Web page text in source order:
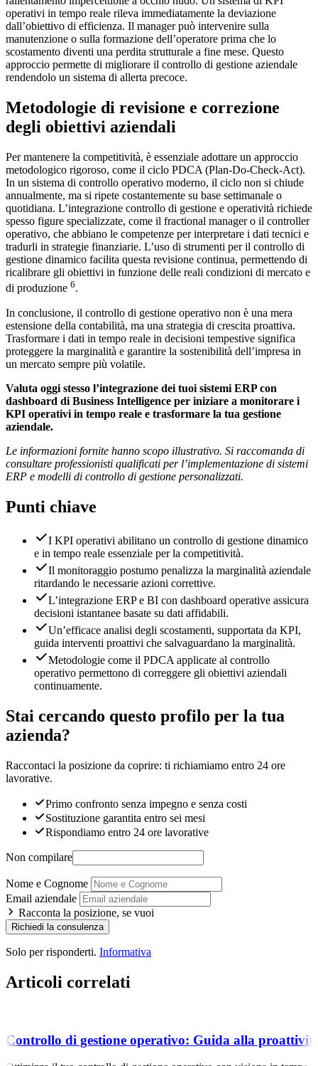
operativi in tempo reale rileva immediatamente la deviazione
dall’obiettivo di efficienza. Il manager può intervenire sulla
manutenzione o sulla formazione dell’operatore prima che lo
scostamento diventi una perdita strutturale a fine mese. Questo
approccio permette di migliorare il controllo di gestione aziendale
rendendolo un sistema di allerta precoce.
Metodologie di revisione e correzione
degli obiettivi aziendali
Per mantenere la competitività, è essenziale adottare un approccio
metodologico rigoroso, come il ciclo PDCA (Plan-Do-Check-Act).
In un sistema di controllo operativo moderno, il ciclo non si chiude
annualmente, ma si ripete costantemente su base settimanale o
quotidiana. L’integrazione controllo di gestione e operatività richiede
spesso figure specializzate, come il fractional manager o il controller
operativo, che abbiano le competenze per interpretare i dati tecnici e
tradurli in strategie finanziarie. L’uso di strumenti per il controllo di
gestione dinamico facilita questa revisione continua, permettendo di
ricalibrare gli obiettivi in funzione delle reali condizioni di mercato e
di produzione 6.
In conclusione, il controllo di gestione operativo non è una mera
estensione della contabilità, ma una strategia di crescita proattiva.
Trasformare i dati in tempo reale in decisioni tempestive significa
proteggere la marginalità e garantire la sostenibilità dell’impresa in
un mercato sempre più volatile.
Valuta oggi stesso l’integrazione dei tuoi sistemi ERP con
dashboard di Business Intelligence per iniziare a monitorare i
KPI operativi in tempo reale e trasformare la tua gestione
aziendale.
Le informazioni fornite hanno scopo illustrativo. Si raccomanda di
consultare professionisti qualificati per l’implementazione di sistemi
ERP e modelli di controllo di gestione personalizzati.
Punti chiave
I KPI operativi abilitano un controllo di gestione dinamico
e in tempo reale essenziale per la competitività.
Il monitoraggio postumo penalizza la marginalità aziendale
ritardando le necessarie azioni correttive.
L’integrazione ERP e BI con dashboard operative assicura
decisioni istantanee basate su dati affidabili.
Un’efficace analisi degli scostamenti, supportata da KPI,
guida interventi proattivi che salvaguardano la marginalità.
Metodologie come il PDCA applicate al controllo
operativo permettono di correggere gli obiettivi aziendali
continuamente.
Stai cercando questo profilo per la tua
azienda?
Raccontaci la posizione da coprire: ti richiamiamo entro 24 ore
lavorative.
Primo confronto senza impegno e senza costi
Sostituzione garantita entro sei mesi
Rispondiamo entro 24 ore lavorative
Non compilare
Nome e Cognome
Email aziendale
Racconta la posizione, se vuoi
Richiedi la consulenza
Solo per risponderti. Informativa
Articoli correlati
Controllo di gestione operativo: Guida alla